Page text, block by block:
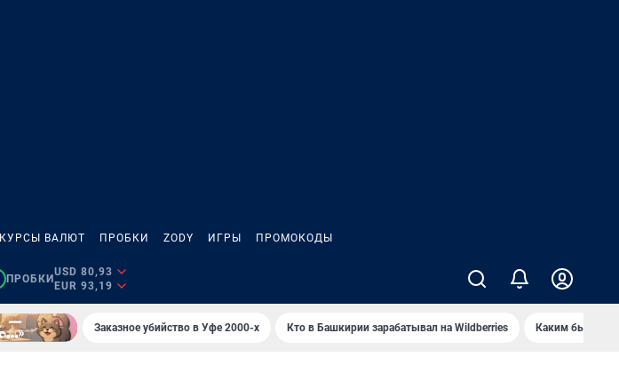
КУРСЫ ВАЛЮТ ПРОБКИ ZODY ИГРЫ ПРОМОКОДЫ
ПРОБКИ
USD 80,93
EUR 93,19
Заказное убийство в Уфе 2000-х Кто в Башкирии зарабатывал на Wildberries Каким было